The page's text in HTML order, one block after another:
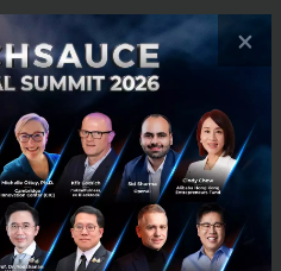
Inspirational SEA 8
×